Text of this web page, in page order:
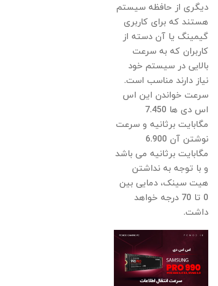
دیگری از حافظه سیستم
هستند که برای کاربری
گیمینگ یا آن دسته از
کاربران که به سرعت
بالایی در سیستم خود
نیاز دارند مناسب است.
سرعت خواندن این اس
اس دی ها 7.450
مگابایت برثانیه و سرعت
نوشتن آن 6.900
مگابایت برثانیه می باشد
و با توجه به نداشتن
هیت سینک، دمایی بین
0 تا 70 درجه خواهد
داشت.